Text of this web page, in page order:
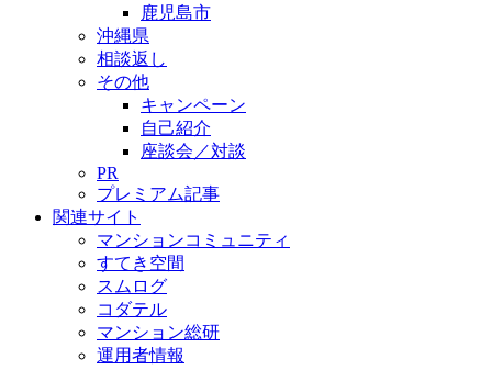
鹿児島市
沖縄県
相談返し
その他
キャンペーン
自己紹介
座談会／対談
PR
プレミアム記事
関連サイト
マンションコミュニティ
すてき空間
スムログ
コダテル
マンション総研
運用者情報